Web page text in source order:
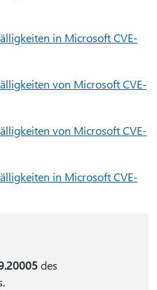
in Microsoft CVE-
von Microsoft CVE-
von Microsoft CVE-
in Microsoft CVE-
des